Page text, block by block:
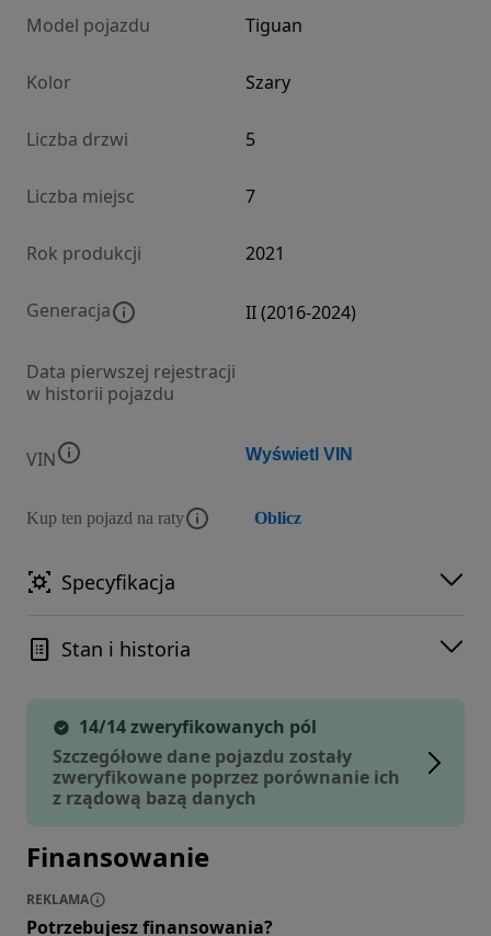
Model pojazdu Tiguan
Kolor Szary
Liczba drzwi 5
Liczba miejsc 7
Rok produkcji 2021
Generacja II (2016-2024)
Data pierwszej rejestracji
w historii pojazdu
VIN Wyświetl VIN
Kup ten pojazd na raty Oblicz
Specyfikacja
Stan i historia
14/14 zweryfikowanych pól
Szczegółowe dane pojazdu zostały
zweryfikowane poprzez porównanie ich
z rządową bazą danych
Finansowanie
REKLAMA
Potrzebujesz finansowania?